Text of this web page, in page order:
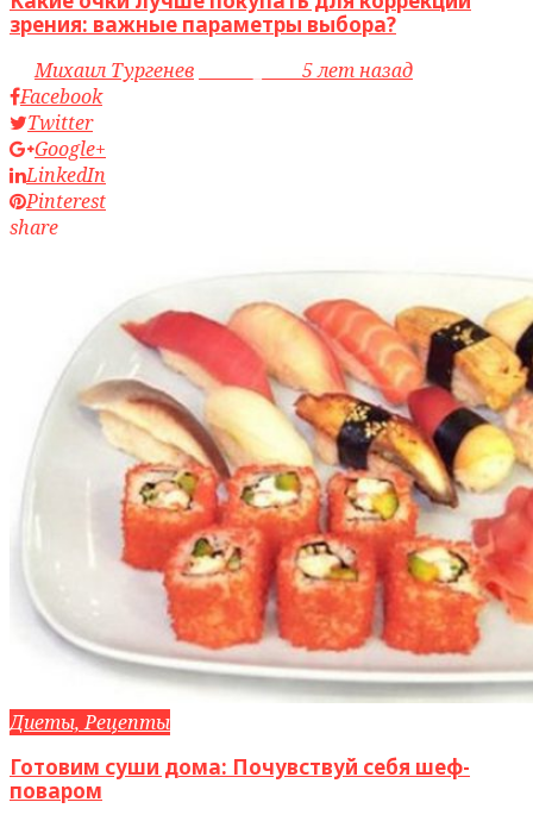
зрения: важные параметры выбора?
byМихаил Тургенев
5 лет назад
Facebook
Twitter
Google+
LinkedIn
Pinterest
share
Диеты, Рецепты
Готовим суши дома: Почувствуй себя шеф-
поваром